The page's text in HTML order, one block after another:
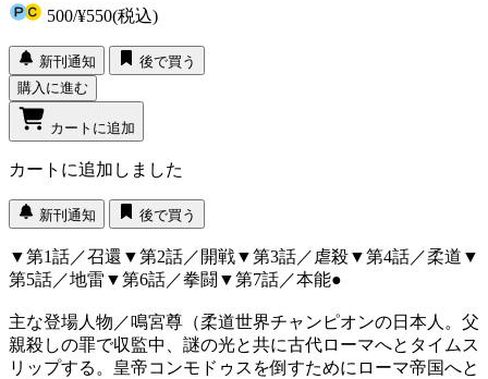
500/¥550(税込)
新刊通知
後で買う
購入に進む
カートに追加
カートに追加しました
新刊通知 後で買う
▼第1話／召還▼第2話／開戦▼第3話／虐殺▼第4話／柔道▼
第5話／地雷▼第6話／拳闘▼第7話／本能●
主な登場人物／鳴宮尊（柔道世界チャンピオンの日本人。父
親殺しの罪で収監中、謎の光と共に古代ローマへとタイムス
リップする。皇帝コンモドゥスを倒すためにローマ帝国へと